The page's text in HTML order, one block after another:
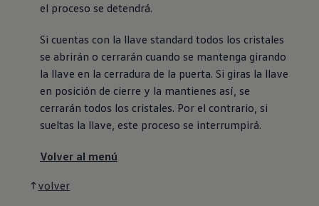
el proceso se detendrá.
Si cuentas con la llave standard todos los cristales
se abrirán o cerrarán cuando se mantenga girando
la llave en la cerradura de la puerta. Si giras la llave
en posición de cierre y la mantienes así, se
cerrarán todos los cristales. Por el contrario, si
sueltas la llave, este proceso se interrumpirá.
Volver al menú
volver